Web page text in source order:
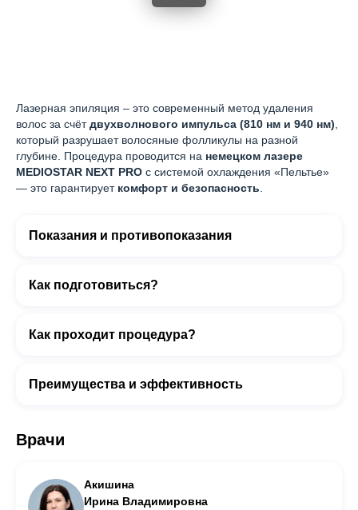
Лазерная эпиляция – это современный метод удаления
волос за счётдвухволнового импульса (810 нм и 940 нм)
который разрушает волосяные фолликулы на разной
глубине. Процедура проводится на немецком лазере
MEDIOSTAR NEXT PRO с системой охлаждения «Пельтье»
— это гарантирует комфорт и безопасность
Показания и противопоказания
Как подготовиться?
Как проходит процедура?
Преимущества и эффективность
Врачи
Акишина
Ирина Владимировна